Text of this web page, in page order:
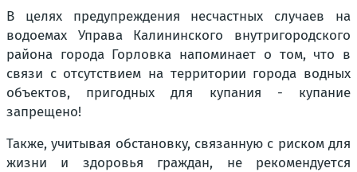
В целях предупреждения несчастных случаев на
водоемах Управа Калининского внутригородского
района города Горловка напоминает о том, что в
связи с отсутствием на территории города водных
объектов, пригодных для купания - купание
запрещено!
Также, учитывая обстановку, связанную с риском для
жизни и здоровья граждан, не рекомендуется